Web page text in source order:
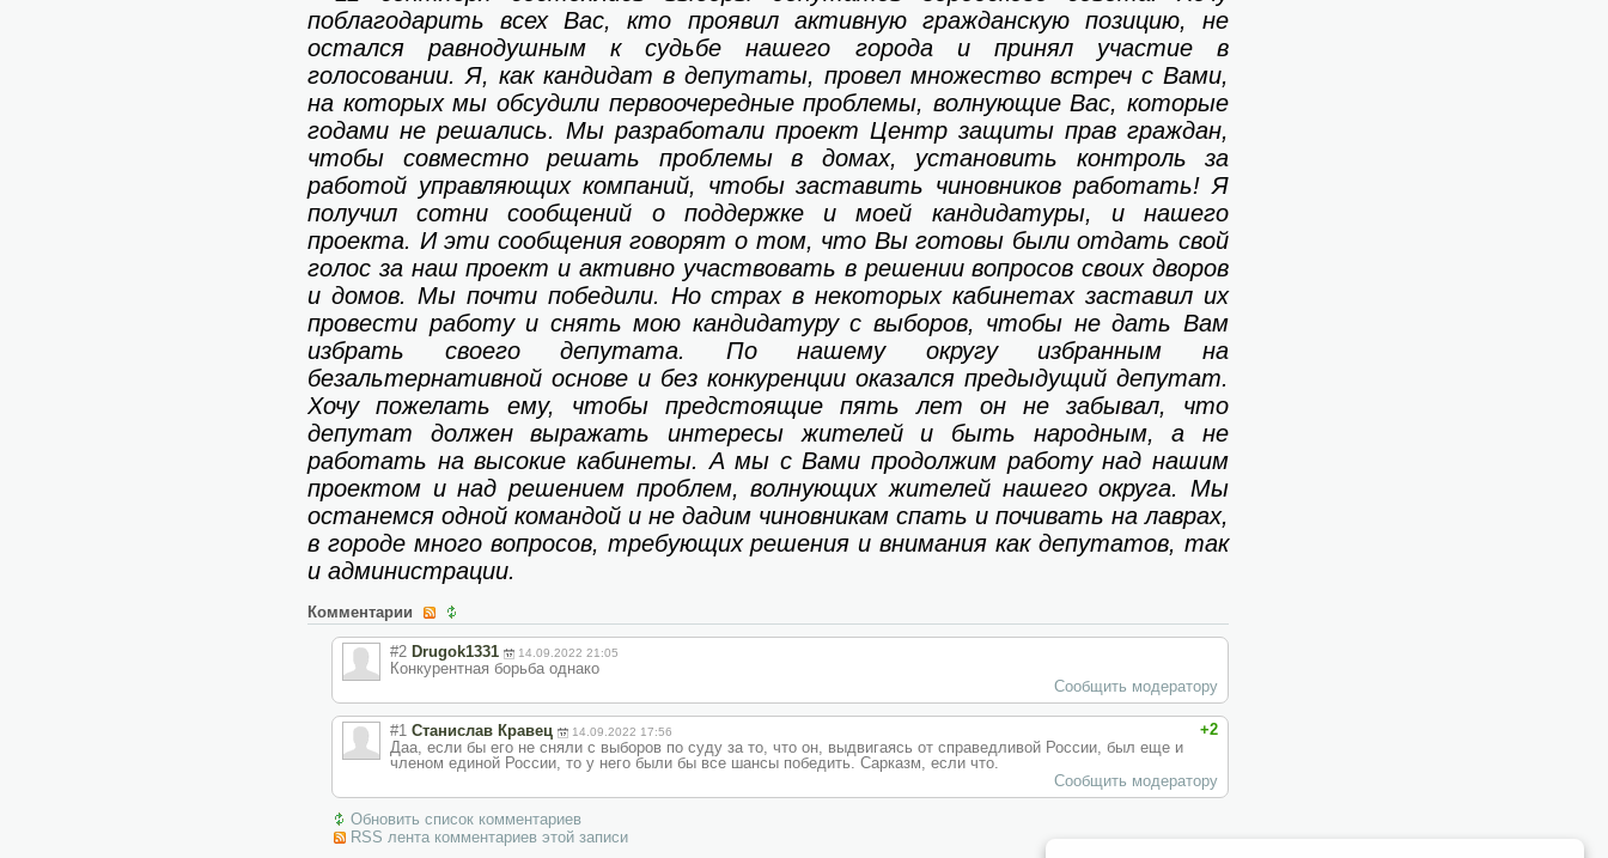
поблагодарить всех Вас, кто проявил активную гражданскую позицию, не
остался равнодушным к судьбе нашего города и принял участие в
голосовании. Я, как кандидат в депутаты, провел множество встреч с Вами,
на которых мы обсудили первоочередные проблемы, волнующие Вас, которые
годами не решались. Мы разработали проект Центр защиты прав граждан,
чтобы совместно решать проблемы в домах, установить контроль за
работой управляющих компаний, чтобы заставить чиновников работать! Я
получил сотни сообщений о поддержке и моей кандидатуры, и нашего
проекта. И эти сообщения говорят о том, что Вы готовы были отдать свой
голос за наш проект и активно участвовать в решении вопросов своих дворов
и домов. Мы почти победили. Но страх в некоторых кабинетах заставил их
провести работу и снять мою кандидатуру с выборов, чтобы не дать Вам
избрать своего депутата. По нашему округу избранным на
безальтернативной основе и без конкуренции оказался предыдущий депутат.
Хочу пожелать ему, чтобы предстоящие пять лет он не забывал, что
депутат должен выражать интересы жителей и быть народным, а не
работать на высокие кабинеты. А мы с Вами продолжим работу над нашим
проектом и над решением проблем, волнующих жителей нашего округа. Мы
останемся одной командой и не дадим чиновникам спать и почивать на лаврах,
в городе много вопросов, требующих решения и внимания как депутатов, так
и администрации.
Комментарии
#2 Drugok1331 14.09.2022 21:05
Конкурентная борьба однако
Сообщить модератору
+2
#1 Станислав Кравец 14.09.2022 17:56
Даа, если бы его не сняли с выборов по суду за то, что он, выдвигаясь от справедливой России, был еще и
членом единой России, то у него были бы все шансы победить. Сарказм, если что.
Сообщить модератору
Обновить список комментариев
RSS лента комментариев этой записи